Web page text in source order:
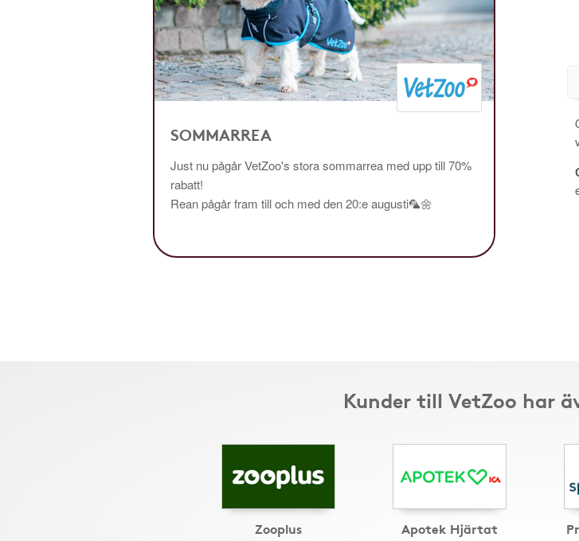
SOMMARREA
Just nu pågår VetZoo's stora sommarrea med upp till 70%
rabatt!
Rean pågår fram till och med den 20:e augusti🦜🌼
Kunder till VetZoo har
Zooplus Apotek Hjärtat